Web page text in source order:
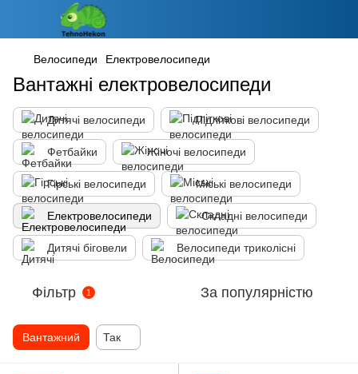
Велосипеди Електровелосипеди
Вантажні електровелосипеди
Дитячі велосипеди Підліткові велосипеди
Фетбайки Жіночі велосипеди
Гірські велосипеди Міські велосипеди
Електровелосипеди Складні велосипеди
Дитячі біговели Велосипеди триколісні
Фільтр 1 За популярністю
Вантажний Так